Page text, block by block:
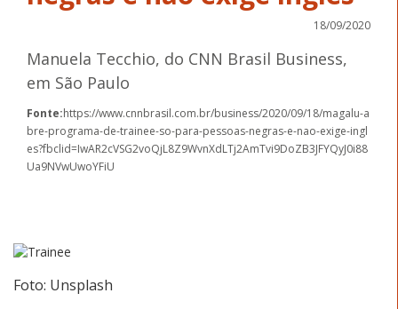
18/09/2020
Manuela Tecchio, do CNN Brasil Business,
em São Paulo
Fonte:https://www.cnnbrasil.com.br/business/2020/09/18/magalu-a
bre-programa-de-trainee-so-para-pessoas-negras-e-nao-exige-ingl
es?fbclid=IwAR2cVSG2voQjL8Z9WvnXdLTj2AmTvi9DoZB3JFYQyJ0i88
Ua9NVwUwoYFiU
Foto: Unsplash